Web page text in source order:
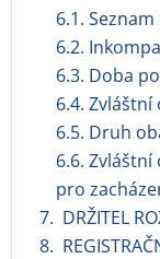
6.1.
6.2.
6.3. Doba
6.4.
6.5. Druh
6.6.
pro
7. DRŽITEL
8.